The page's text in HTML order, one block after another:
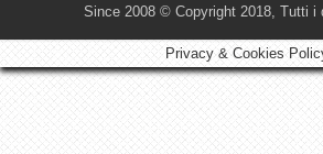
Since 2008 © Copyright 2018, Tutti i
Privacy & Cookies